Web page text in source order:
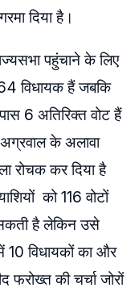
दिया है।
पहुंचाने के लिए
विधायक हैं जबकि
6 अतिरिक्त वोट हैं
के अलावा
रोचक कर दिया है
को 116 वोटों
है लेकिन उसे
10 विधायकों का और
की चर्चा जोरों